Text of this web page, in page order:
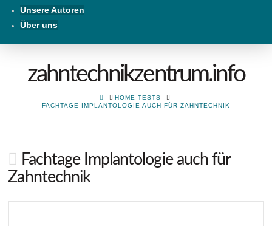
Unsere Autoren
Über uns
zahntechnikzentrum.info
HOMEHOME TESTS
FACHTAGE IMPLANTOLOGIE AUCH FÜR ZAHNTECHNIK
Fachtage Implantologie auch für
Zahntechnik